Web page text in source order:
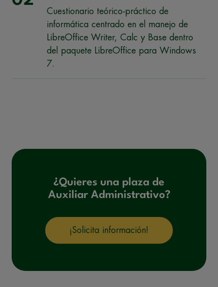
Cuestionario teórico-práctico de
informática centrado en el manejo de
LibreOffice Writer, Calc y Base dentro
del paquete LibreOffice para Windows
7.
¿Quieres una plaza de
Auxiliar Administrativo?
¡Solicita información!